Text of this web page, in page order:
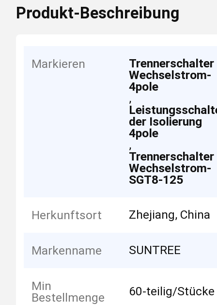
Produkt-Beschreibung
Markieren
Trennerschalter
Wechselstrom-
4pole
,
der Isolierung
4pole
,
Trennerschalter
Wechselstrom-
SGT8-125
Herkunftsort Zhejiang, China
Markenname SUNTREE
Min
Bestellmenge
60-teilig/Stücke